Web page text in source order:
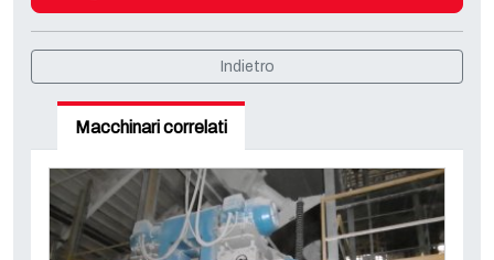
Indietro
Macchinari correlati